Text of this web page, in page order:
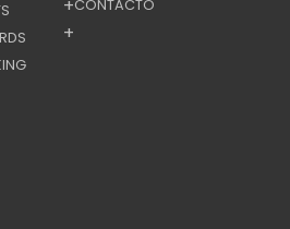
CONTACTO